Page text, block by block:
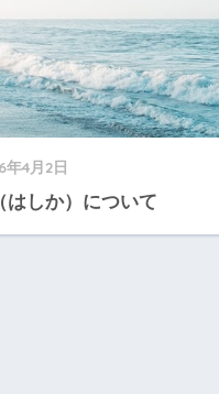
年4月2日
はしか）について